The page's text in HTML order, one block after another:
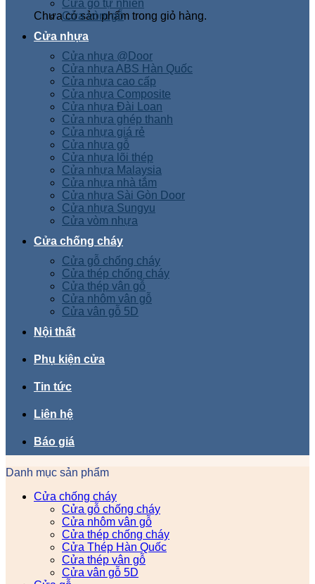
Chưa có sản phẩm trong giỏ hàng.
Cửa gỗ tự nhiên
Cửa vòm gỗ
Cửa nhựa
Cửa nhựa @Door
Cửa nhựa ABS Hàn Quốc
Cửa nhựa cao cấp
Cửa nhựa Composite
Cửa nhựa Đài Loan
Cửa nhựa ghép thanh
Cửa nhựa giá rẻ
Cửa nhựa gỗ
Cửa nhựa lõi thép
Cửa nhựa Malaysia
Cửa nhựa nhà tắm
Cửa nhựa Sài Gòn Door
Cửa nhựa Sungyu
Cửa vòm nhựa
Cửa chống cháy
Cửa gỗ chống cháy
Cửa thép chống cháy
Cửa thép vân gỗ
Cửa nhôm vân gỗ
Cửa vân gỗ 5D
Nội thất
Phụ kiện cửa
Tin tức
Liên hệ
Báo giá
Danh mục sản phẩm
Cửa chống cháy
Cửa gỗ chống cháy
Cửa nhôm vân gỗ
Cửa thép chống cháy
Cửa Thép Hàn Quốc
Cửa thép vân gỗ
Cửa vân gỗ 5D